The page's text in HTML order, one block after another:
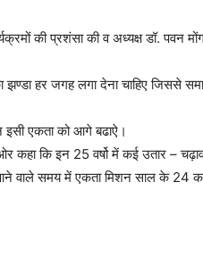
की प्रशंसा की व अध्यक्ष डॉ. पवन
झण्डा हर जगह लगा देना चाहिए जिससे
इसी एकता को आगे बढाऐ।
कहा कि इन 25 वर्षो में कई उतार –
वाले समय में एकता मिशन साल के 24